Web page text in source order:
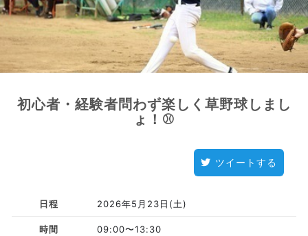
初心者・経験者問わず楽しく草野球しまし
ょ！⚾️
ツイートする
日程 2026年5月23日(土)
時間 09:00〜13:30